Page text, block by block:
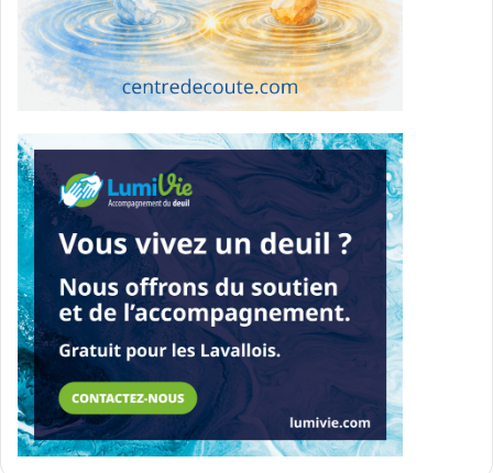
verts, transformation de la rue Riviera en digue
contre les inondations, plan de déminéralisation des
stationnements et soutien à la reforestation urbaine
(politique du 3-30-300).
sportives et culturelles de proximité dans chaque
district; valorisation des artistes locaux et
décentralisation culturelle.
Aînés et bien-être animal : restauration d’un service
STL dédié aux résidences, amélioration des traverses
piétonnes et création d’un refuge municipal pour
animaux avec programme de stérilisation à faible
coût.
Action Laval mise sur une approche dite « de terrain »,
centrée sur la concertation et la responsabilité locale, tout
en appelant à une meilleure collaboration avec Québec et